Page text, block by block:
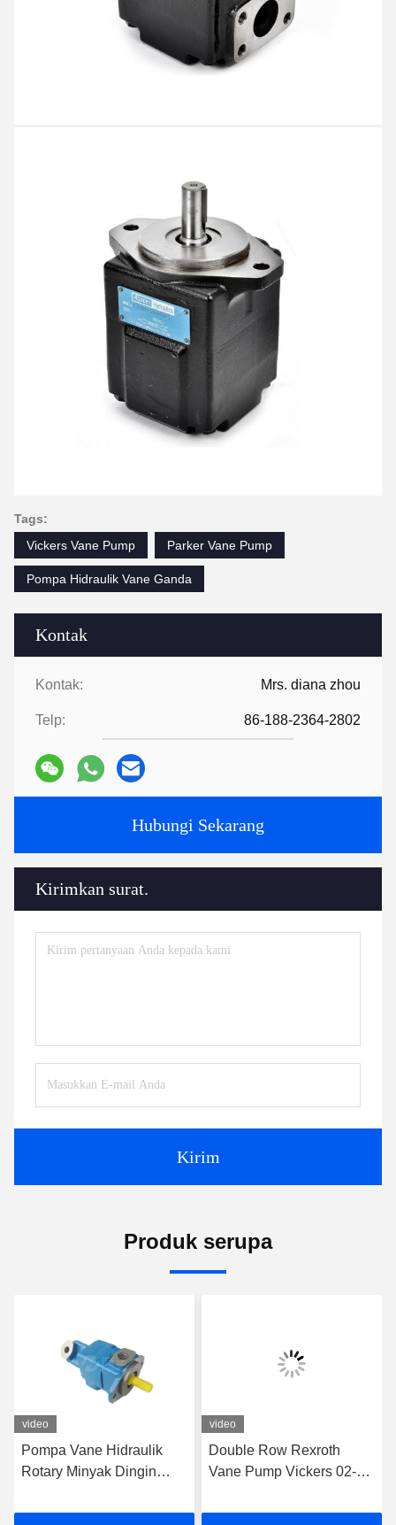
Kontak
Kontak: Mrs. diana zhou
Telp: 86-188-2364-2802
Hubungi Sekarang
Kirimkan surat.
Kirim
Tags:
Vickers Vane Pump
Parker Vane Pump
Pompa Hidraulik Vane Ganda
Produk serupa
video
Pompa Vane Hidraulik
Rotary Minyak Dingin
20V11A-1D22R
video
Double Row Rexroth
Vane Pump Vickers 02-